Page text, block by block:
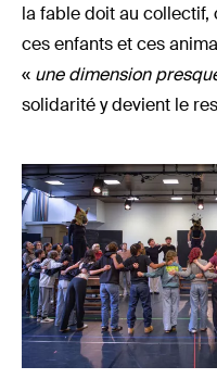
la fable doit au collectif,
ces enfants et ces
« une dimension
solidarité y devient le